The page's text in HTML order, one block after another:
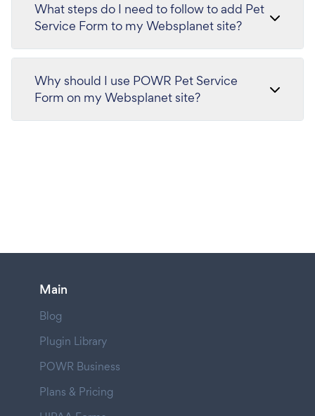
What steps do I need to follow to add Pet
Service Form to my Websplanet site?
Why should I use POWR Pet Service
Form on my Websplanet site?
Main
Blog
Plugin Library
POWR Business
Plans & Pricing